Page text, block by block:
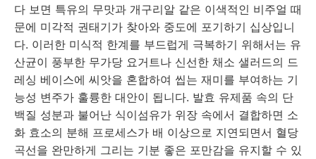
다 보면 특유의 무맛과 개구리알 같은 이색적인 비주얼 때
문에 미각적 권태기가 찾아와 중도에 포기하기 십상입니
다. 이러한 미식적 한계를 부드럽게 극복하기 위해서는 유
산균이 풍부한 무가당 요거트나 신선한 채소 샐러드의 드
레싱 베이스에 씨앗을 혼합하여 씹는 재미를 부여하는 기
능성 변주가 훌륭한 대안이 됩니다. 발효 유제품 속의 단
백질 성분과 불어난 식이섬유가 위장 속에서 결합하면 소
화 효소의 분해 프로세스가 배 이상으로 지연되면서 혈당
곡선을 완만하게 그리는 기분 좋은 포만감을 유지할 수 있